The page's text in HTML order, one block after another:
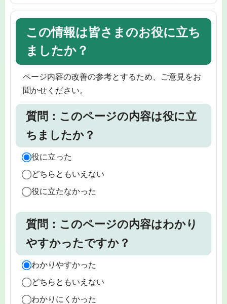
この情報は皆さまのお役に立ち
ましたか？
ページ内容の改善の参考とするため、ご意見をお
聞かせください。
質問：このページの内容は役に立
ちましたか？
役に立った
どちらともいえない
役に立たなかった
質問：このページの内容はわかり
やすかったですか？
わかりやすかった
どちらともいえない
わかりにくかった